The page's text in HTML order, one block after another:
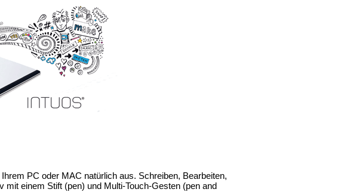
PC oder MAC natürlich aus. Schreiben, Bearbeiten,
einem Stift (pen) und Multi-Touch-Gesten (pen and